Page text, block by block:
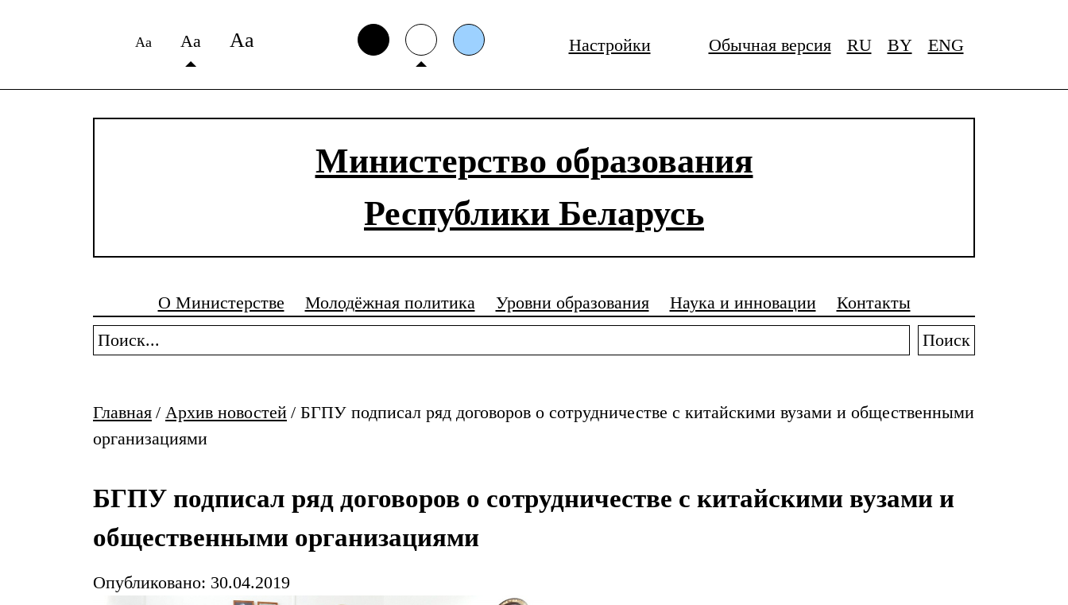
Аа Аа Аа Настройки Обычная версия RU BY ENG
Министерство образования
Республики Беларусь
О Министерстве Молодёжная политика Уровни образования Наука и инновации
Контакты
Поиск
Главная / Архив новостей / БГПУ подписал ряд договоров о сотрудничестве с китайскими вузами и общественными
организациями
БГПУ подписал ряд договоров о сотрудничестве с китайскими вузами и
общественными организациями
Опубликовано: 30.04.2019